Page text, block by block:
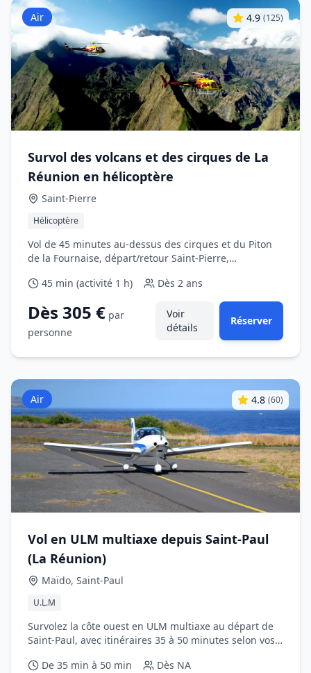
Air 4.9 (125)
Survol des volcans et des cirques de La
Réunion en hélicoptère
Saint‑Pierre
Hélicoptère
Vol de 45 minutes au‑dessus des cirques et du Piton
de la Fournaise, départ/retour Saint‑Pierre,
45 min (activité 1 h)
Dès 2 ans
Dès 305 € par
personne
Voir
détails
Réserver
Air 4.8 (60)
Vol en ULM multiaxe depuis Saint‑Paul
(La Réunion)
Maïdo, Saint‑Paul
U.L.M
Survolez la côte ouest en ULM multiaxe au départ de
Saint‑Paul, avec itinéraires 35 à 50 minutes selon vos
De 35 min à 50 min
Dès NA